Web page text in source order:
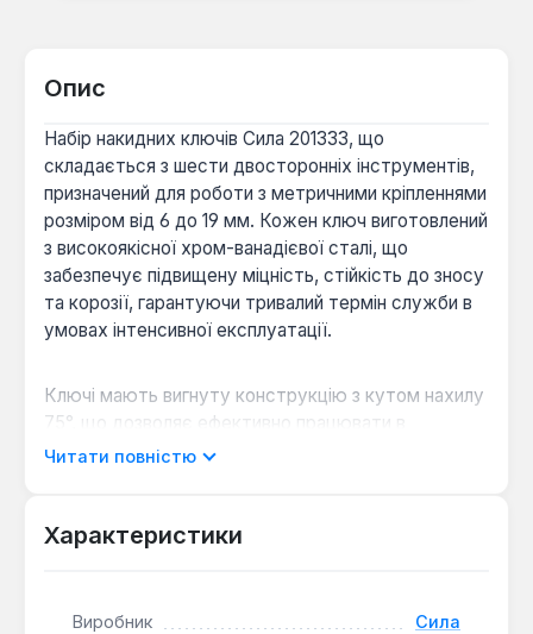
Опис
Набір накидних ключів Сила 201333, що
складається з шести двосторонніх інструментів,
призначений для роботи з метричними кріпленнями
розміром від 6 до 19 мм. Кожен ключ виготовлений
з високоякісної хром-ванадієвої сталі, що
забезпечує підвищену міцність, стійкість до зносу
та корозії, гарантуючи тривалий термін служби в
умовах інтенсивної експлуатації.
Ключі мають вигнуту конструкцію з кутом нахилу
75°, що дозволяє ефективно працювати в
обмежених просторах та важкодоступних
забезпечує надійний захват кріплення, мінімізуючи
що забезпечує організоване зберігання та легке
Читати повністю
Характеристики
Виробник Сила